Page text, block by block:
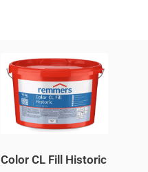
Color CL Fill Historic